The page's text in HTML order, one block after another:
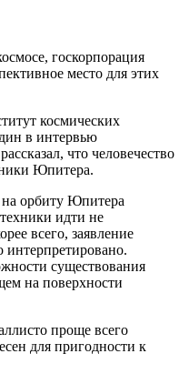
госкорпорация
место для этих
космических
в интервью
что человечество
Юпитера.
на орбиту Юпитера
идти не
всего, заявление
интерпретировано.
существования
на поверхности
проще всего
для пригодности к